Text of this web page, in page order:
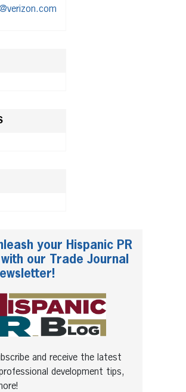
your Hispanic PR
our Trade Journal
and receive the latest
development tips,